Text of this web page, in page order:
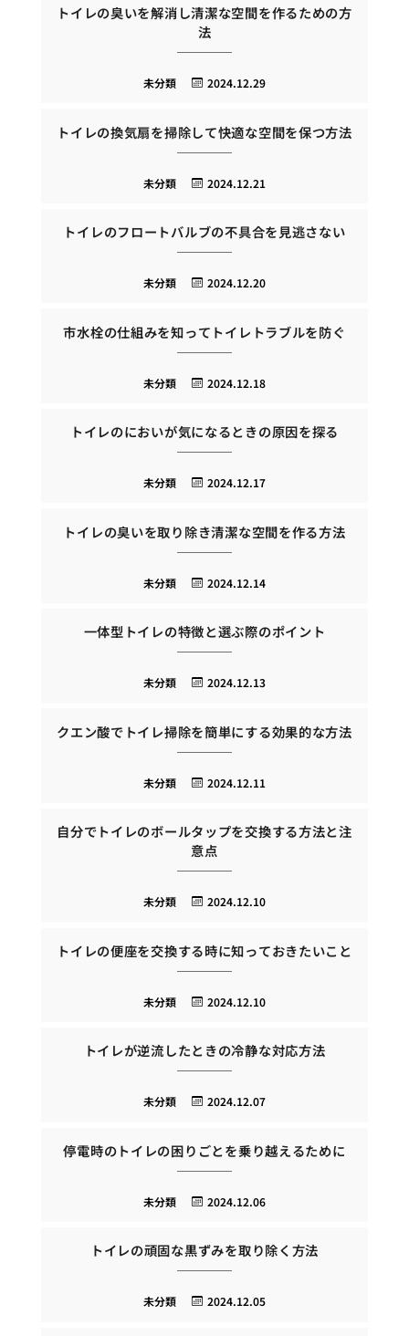
トイレの臭いを解消し清潔な空間を作るための方
法
2024.12.29
未分類
トイレの換気扇を掃除して快適な空間を保つ方法
2024.12.21
未分類
トイレのフロートバルブの不具合を見逃さない
2024.12.20
未分類
市水栓の仕組みを知ってトイレトラブルを防ぐ
2024.12.18
未分類
トイレのにおいが気になるときの原因を探る
2024.12.17
未分類
トイレの臭いを取り除き清潔な空間を作る方法
2024.12.14
未分類
一体型トイレの特徴と選ぶ際のポイント
2024.12.13
未分類
クエン酸でトイレ掃除を簡単にする効果的な方法
2024.12.11
未分類
自分でトイレのボールタップを交換する方法と注
意点
2024.12.10
未分類
トイレの便座を交換する時に知っておきたいこと
2024.12.10
未分類
トイレが逆流したときの冷静な対応方法
2024.12.07
未分類
停電時のトイレの困りごとを乗り越えるために
2024.12.06
未分類
トイレの頑固な黒ずみを取り除く方法
2024.12.05
未分類